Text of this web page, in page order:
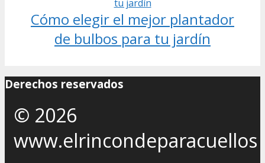
Cómo elegir el mejor plantador
de bulbos para tu jardín
Derechos reservados
© 2026
www.elrincondeparacuellos